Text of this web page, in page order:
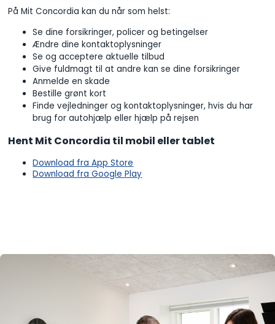
På Mit Concordia kan du når som helst:
Se dine forsikringer, policer og betingelser
Ændre dine kontaktoplysninger
Se og acceptere aktuelle tilbud
Give fuldmagt til at andre kan se dine forsikringer
Anmelde en skade
Bestille grønt kort
Finde vejledninger og kontaktoplysninger, hvis du har
brug for autohjælp eller hjælp på rejsen
Hent Mit Concordia til mobil eller tablet
Download fra App Store
Download fra Google Play